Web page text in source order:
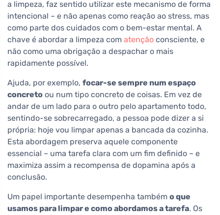
a limpeza, faz sentido utilizar este mecanismo de forma
intencional – e não apenas como reação ao stress, mas
como parte dos cuidados com o bem-estar mental. A
chave é abordar a limpeza com atenção consciente, e
não como uma obrigação a despachar o mais
rapidamente possível.
Ajuda, por exemplo, focar-se sempre num espaço
concreto ou num tipo concreto de coisas. Em vez de
andar de um lado para o outro pelo apartamento todo,
sentindo-se sobrecarregado, a pessoa pode dizer a si
própria: hoje vou limpar apenas a bancada da cozinha.
Esta abordagem preserva aquele componente
essencial – uma tarefa clara com um fim definido – e
maximiza assim a recompensa de dopamina após a
conclusão.
Um papel importante desempenha também o que
usamos para limpar e como abordamos a tarefa. Os